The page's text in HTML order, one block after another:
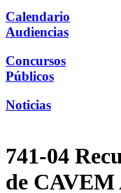
Calendario
Audiencias
Concursos
Públicos
Noticias
741-04
de